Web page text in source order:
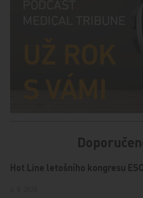
Hot Line letošního kongresu